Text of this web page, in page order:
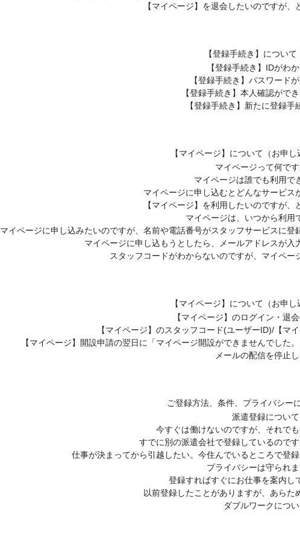
【マイページ】を退会したいのですが、
【登録手続き】について
【登録手続き】IDがわ
【登録手続き】パスワード
【登録手続き】本人確認がで
【登録手続き】新たに登録手
【マイページ】について（お申し
マイページって何です
マイページは誰でも利用で
マイページに申し込むとどんなサービス
【マイページ】を利用したいのですが、
マイページは、いつから利用
マイページに申し込みたいのですが、名前や電話番号がスタッフサービスに
マイページに申し込もうとしたら、メールアドレスが入
スタッフコードがわからないのですが、マイペー
【マイページ】について（お申し
【マイページ】のログイン・退
【マイページ】のスタッフコード(ユーザーID)/【マ
【マイページ】開設申請の翌日に「マイページ開設ができませんでした
メールの配信を停止
ご登録方法、条件、プライバシー
派遣登録について
今すぐは働けないのですが、それで
すでに別の派遣会社で登録しているので
仕事が決まってから引越したい。今住んでいるところで登
プライバシーは守られ
登録すればすぐにお仕事を案内し
以前登録したことがありますが、あらた
ダブルワークにつ